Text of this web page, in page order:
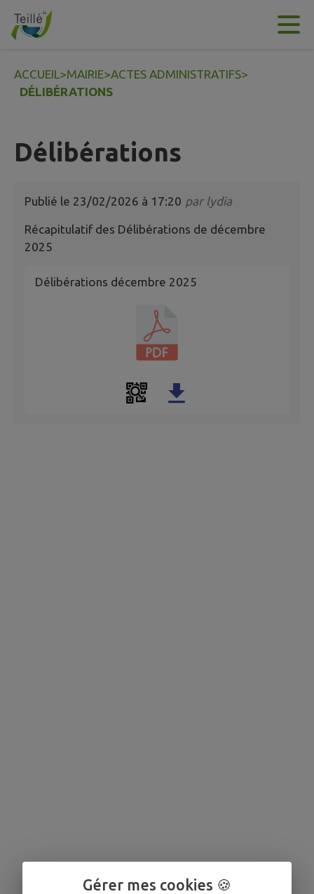
Contenu
ACCUEIL>MAIRIE>ACTES ADMINISTRATIFS>
DÉLIBÉRATIONS
Délibérations
Publié le 23/02/2026 à 17:20 par lydia
Récapitulatif des Délibérations de décembre
2025
Délibérations décembre 2025
Gérer mes cookies 🍪